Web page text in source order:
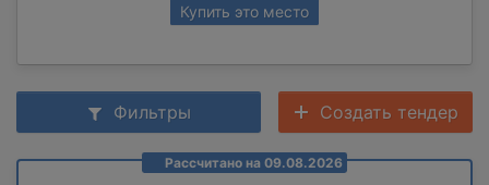
Купить это место
Фильтры Создать тендер
Рассчитано на 09.08.2026